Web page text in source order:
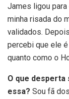
James ligou
minha risada do
validados.
percebi que ele
quanto como o
O que
essa? Sou fã